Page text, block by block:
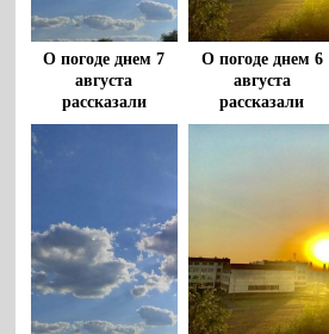
О погоде днем 7
августа
рассказали
воронежцам
О погоде днем 6
августа
рассказали
воронежцам